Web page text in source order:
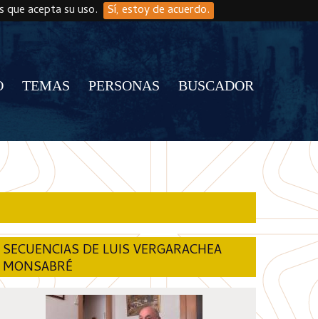
que acepta su uso. Sí, estoy de acuerdo.
TEMAS PERSONAS BUSCADOR
SECUENCIAS DE LUIS VERGARACHEA
MONSABRÉ